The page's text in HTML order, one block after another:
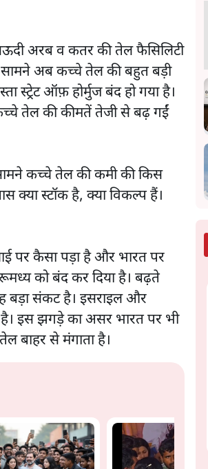
अरब व कतर की तेल फैसिलिटी
सामने अब कच्चे तेल की बहुत बड़ी
स्ट्रेट ऑफ़ होर्मुज बंद हो गया है।
तेल की कीमतें तेजी से बढ़ गईं
कच्चे तेल की कमी की किस
क्या स्टॉक है, क्या विकल्प हैं।
पर कैसा पड़ा है और भारत पर
को बंद कर दिया है। बढ़ते
बड़ा संकट है। इसराइल और
है। इस झगड़े का असर भारत पर भी
बाहर से मंगाता है।